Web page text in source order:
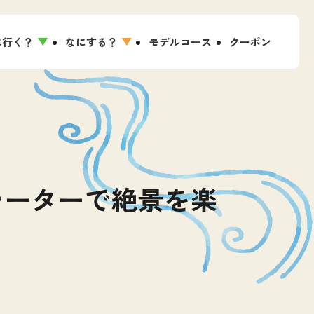
く？ なにする？ モデルコース クーポン
ターで絶景を楽